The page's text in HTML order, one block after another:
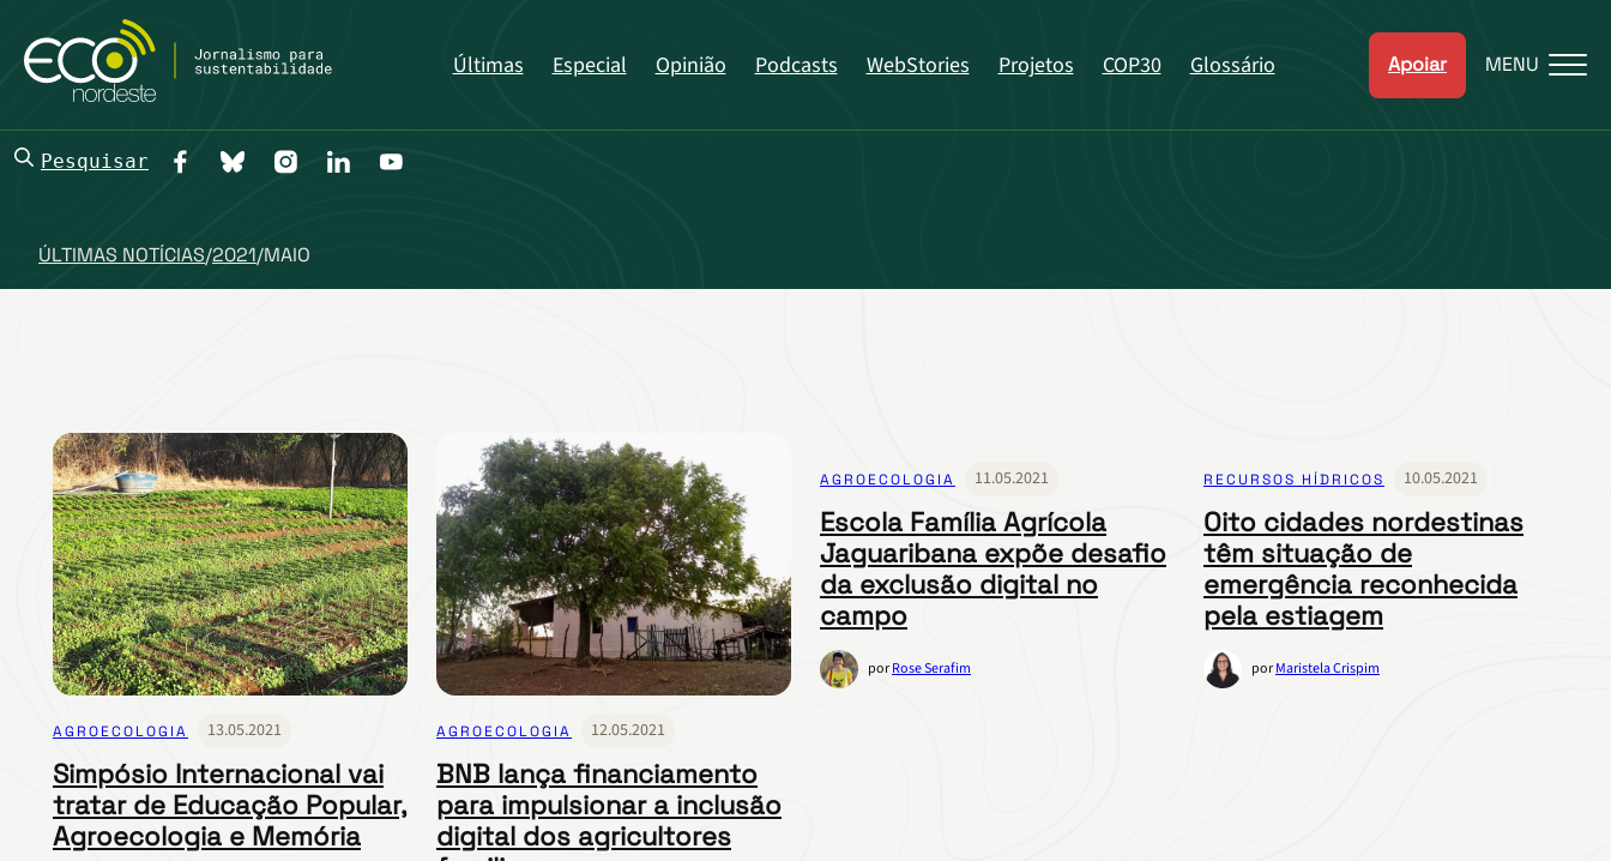
Últimas Especial Opinião Podcasts WebStories Projetos COP30 Glossário Apoiar MENU
Pesquisar
ÚLTIMAS NOTÍCIAS/2021/MAIO
AGROECOLOGIA 13.05.2021
Simpósio Internacional vai
tratar de Educação Popular,
Agroecologia e Memória
AGROECOLOGIA 12.05.2021
BNB lança financiamento
para impulsionar a inclusão
digital dos agricultores
AGROECOLOGIA 11.05.2021
Escola Família Agrícola
Jaguaribana expõe desafio
da exclusão digital no
campo
porRose Serafim
RECURSOS HÍDRICOS 10.05.2021
Oito cidades nordestinas
têm situação de
emergência reconhecida
pela estiagem
porMaristela Crispim